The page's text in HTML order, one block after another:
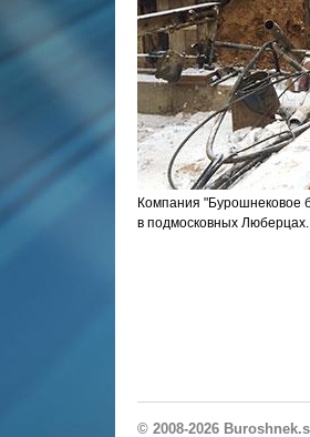
Компания "Бурошнековое
в подмосковных
© 2008-2026